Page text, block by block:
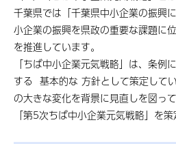
千葉県では「千葉県中小企業の振興
小企業の振興を県政の重要な課題に
を推進しています。
「ちば中小企業元気戦略」は、条例
する 基本的な 方針として策定して
の大きな変化を背景に見直しを図っ
「第5次ちば中小企業元気戦略」を策